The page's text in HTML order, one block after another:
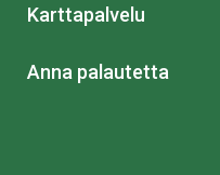
Karttapalvelu
Anna palautetta